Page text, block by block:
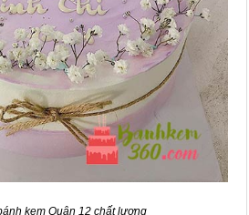
kem Quận 12 chất lượng